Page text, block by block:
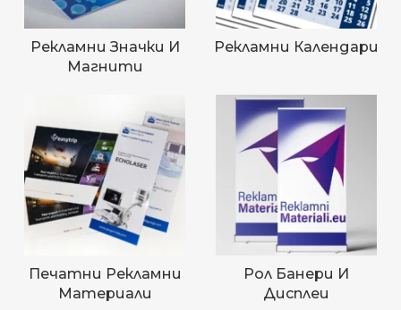
Рекламни Значки И
Магнити
Рекламни Календари
Печатни Рекламни
Материали
Рол Банери И
Дисплеи